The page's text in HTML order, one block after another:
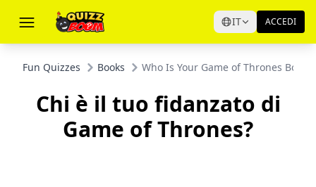
IT ACCEDI
Fun Quizzes Books Who Is Your Game of Thrones
Chi è il tuo fidanzato di
Game of Thrones?